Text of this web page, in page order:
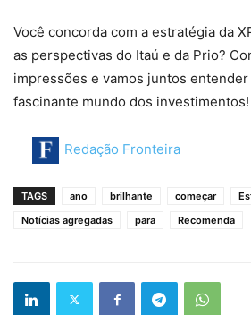
Você concorda com a estratégia da
as perspectivas do Itaú e da Prio?
impressões e vamos juntos
fascinante mundo dos investimentos!
Redação Fronteira
TAGS ano brilhante começar
Notícias agregadas
para Recomenda